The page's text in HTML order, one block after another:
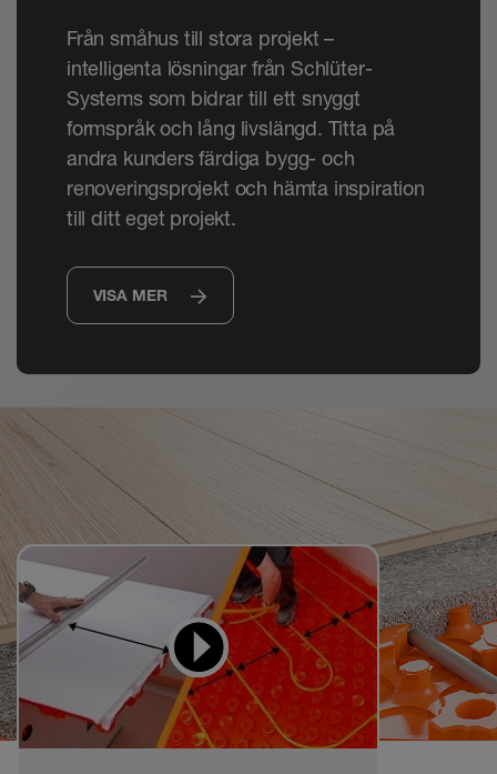
Från småhus till stora projekt –
intelligenta lösningar från Schlüter-
Systems som bidrar till ett snyggt
formspråk och lång livslängd. Titta på
andra kunders färdiga bygg- och
renoveringsprojekt och hämta inspiration
till ditt eget projekt.
VISA MER
Videor för att lära sig
och göra efter